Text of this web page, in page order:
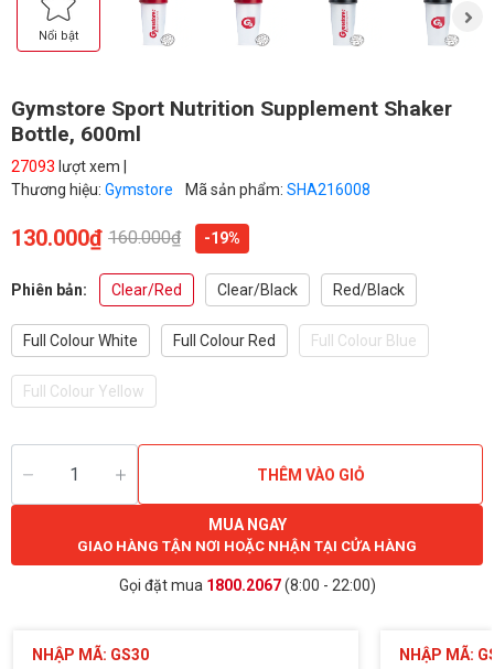
Nổi bật
Gymstore Sport Nutrition Supplement Shaker
Bottle, 600ml
27093 lượt xem |
Thương hiệu: Gymstore Mã sản phẩm: SHA216008
130.000₫ 160.000₫ -19%
Phiên bản: Clear/Red Clear/Black Red/Black
Full Colour White Full Colour Red Full Colour Blue
Full Colour Yellow
THÊM VÀO GIỎ
MUA NGAY
GIAO HÀNG TẬN NƠI HOẶC NHẬN TẠI CỬA HÀNG
Gọi đặt mua 1800.2067(8:00 - 22:00)
NHẬP MÃ: GS30 NHẬP MÃ: